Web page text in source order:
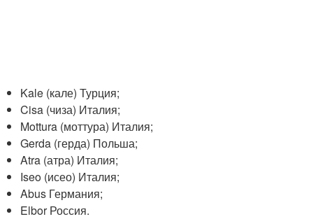
Kale (кале) Турция;
Cisa (чиза) Италия;
Mottura (моттура) Италия;
Gerda (герда) Польша;
Atra (атра) Италия;
Iseo (исео) Италия;
Abus Германия;
Elbor Россия.